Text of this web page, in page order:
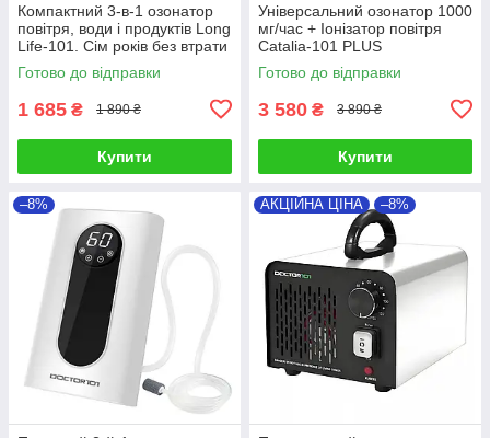
Компактний 3-в-1 озонатор
повітря, води і продуктів Long
Life-101. Сім років без втрати
потужності!
Готово до відправки
1 685 ₴ 1 890 ₴
Купити
Універсальний озонатор 1000
мг/час + Іонізатор повітря
Catalia-101 PLUS
Готово до відправки
3 580 ₴ 3 890 ₴
Купити
–8% АКЦІЙНА ЦІНА –8%